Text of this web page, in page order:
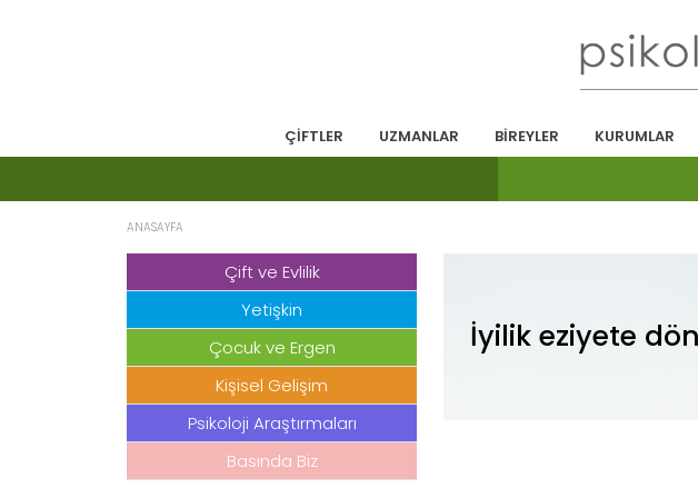
ÇİFTLER UZMANLAR BİREYLER KURUMLAR
ANASAYFA
Çift ve Evlilik
Yetişkin
Çocuk ve Ergen
Kişisel Gelişim
Psikoloji Araştırmaları
Basında Biz
İyilik eziyete